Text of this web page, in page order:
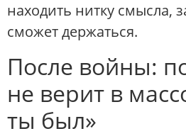
находить нитку смысла,
сможет держаться.
После войны:
не верит в
ты был»